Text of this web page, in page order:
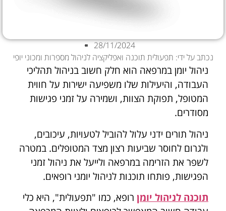
28/11/2024
נכתב על ידי: תפעולית תוכנה ואפליקציה לניהול מספרות ומכוני יופי
ניהול יומן במרפאה הוא חלק חשוב בניהול תהליכי
העבודה, והיעילות שלו משפיעה ישירות על חווית
המטופל, תפוקת הצוות, ושמירה על זמני פגישות
מסודרים.
ניהול תורים ידני עלול להוביל לטעויות, עיכובים,
ולגרום לחוסר שביעות רצון מצד המטופלים. במטרה
לשפר את הזרימה במרפאה ולייעל את ניהול זמני
הפגישות, פותחו תוכנות לניהול יומני רופאים.
תוכנה לניהול יומן רופא, כמו "תפעולית", היא כלי